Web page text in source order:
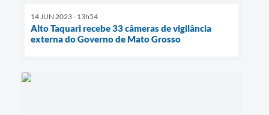
14 JUN 2023 - 13h54
Alto Taquari recebe 33 câmeras de vigilância
externa do Governo de Mato Grosso